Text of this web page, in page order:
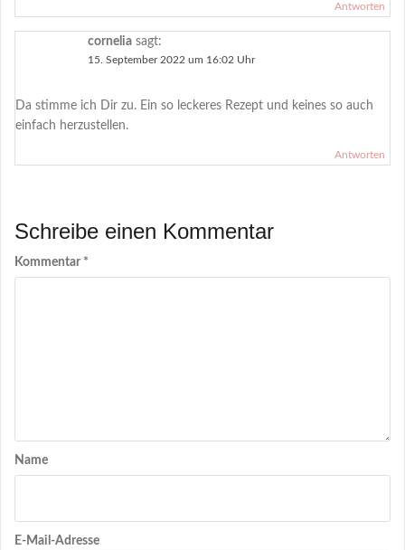
Antworten
cornelia sagt:
15. September 2022 um 16:02 Uhr
Da stimme ich Dir zu. Ein so leckeres Rezept und keines so auch
einfach herzustellen.
Antworten
Schreibe einen Kommentar
Kommentar *
Name
E-Mail-Adresse